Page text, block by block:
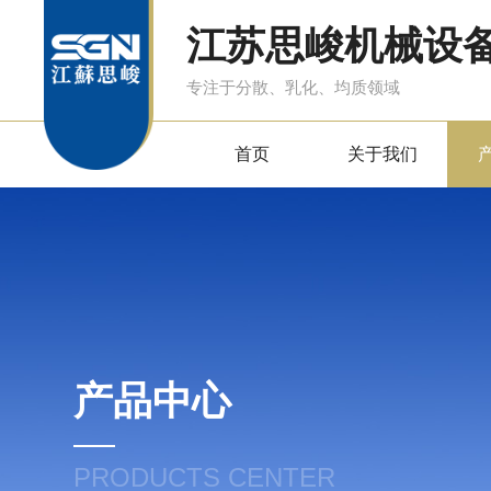
江苏思峻机械设
专注于分散、乳化、均质领域
首页 关于我们
产品中心
PRODUCTS CENTER